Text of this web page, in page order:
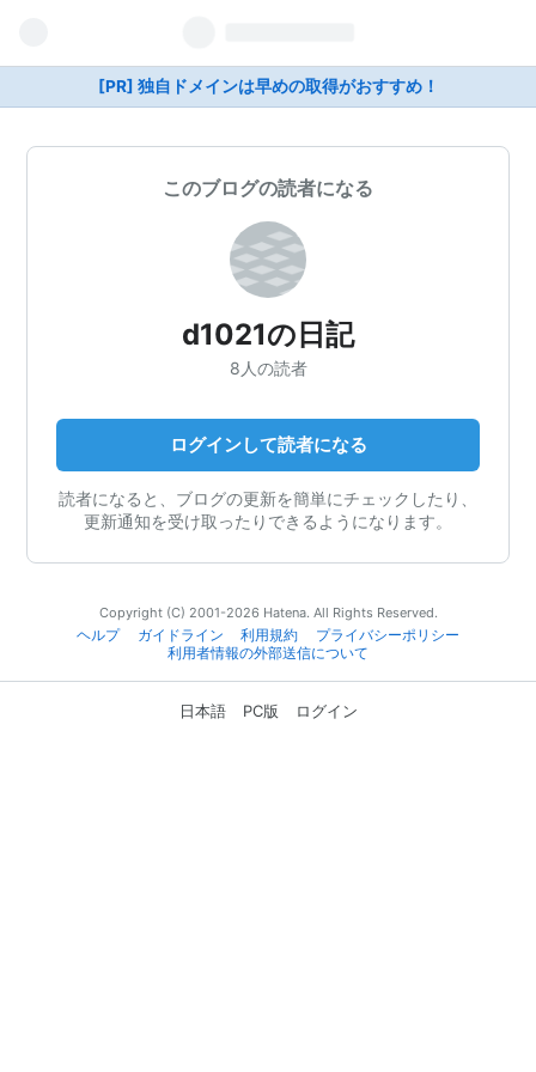
[PR] 独自ドメインは早めの取得がおすすめ！
このブログの読者になる
d1021の日記
8人の読者
ログインして読者になる
読者になると、ブログの更新を簡単にチェックしたり、
更新通知を受け取ったりできるようになります。
Copyright (C) 2001-2026 Hatena. All Rights Reserved.
ヘルプ
ガイドライン 利用規約
プライバシーポリシー
利用者情報の外部送信について
日本語 PC版 ログイン